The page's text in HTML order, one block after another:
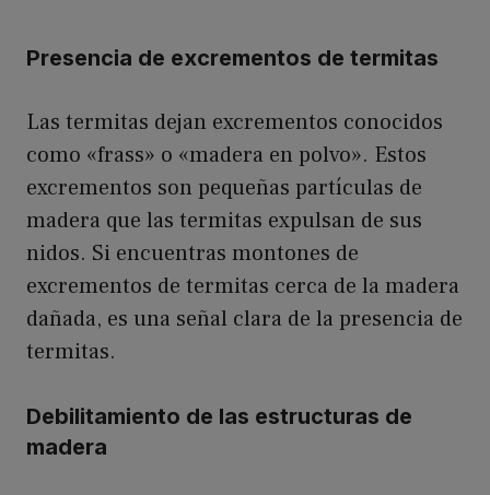
Presencia de excrementos de termitas
Las termitas dejan excrementos conocidos
como «frass» o «madera en polvo». Estos
excrementos son pequeñas partículas de
madera que las termitas expulsan de sus
nidos. Si encuentras montones de
excrementos de termitas cerca de la madera
dañada, es una señal clara de la presencia de
termitas.
Debilitamiento de las estructuras de
madera